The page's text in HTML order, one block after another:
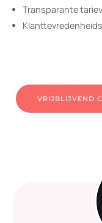
Transparante
VRIJBLIJVEND